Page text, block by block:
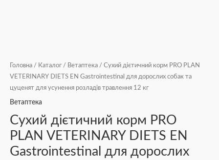
Головна / Каталог / Ветаптека / Сухий дієтичний корм PRO PLAN
VETERINARY DIETS EN Gastrointestinal для дорослих собак та
цуценят для усунення розладів травлення 12 кг
Ветаптека
Сухий дієтичний корм PRO
PLAN VETERINARY DIETS EN
Gastrointestinal для дорослих